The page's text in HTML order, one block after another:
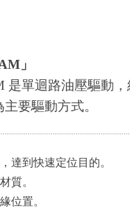
」
是單迴路油壓驅動
要驅動方式。
達到快速定位目的。
質。
位置。